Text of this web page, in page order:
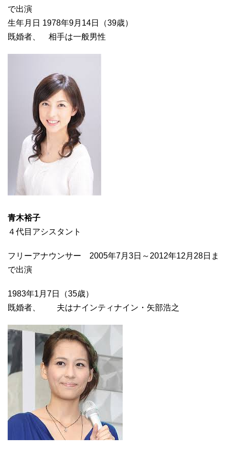
で出演
生年月日 1978年9月14日（39歳）
既婚者、 相手は一般男性
青木裕子
４代目アシスタント
フリーアナウンサー 2005年7月3日～2012年12月28日ま
で出演
1983年1月7日（35歳）
既婚者、 夫はナインティナイン・矢部浩之